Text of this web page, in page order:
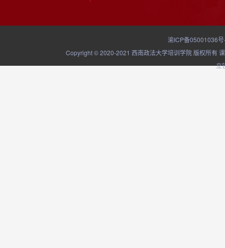
渝ICP备05001036
Copyright © 2020-2021 西南政法大学培训学院 版权所有
立